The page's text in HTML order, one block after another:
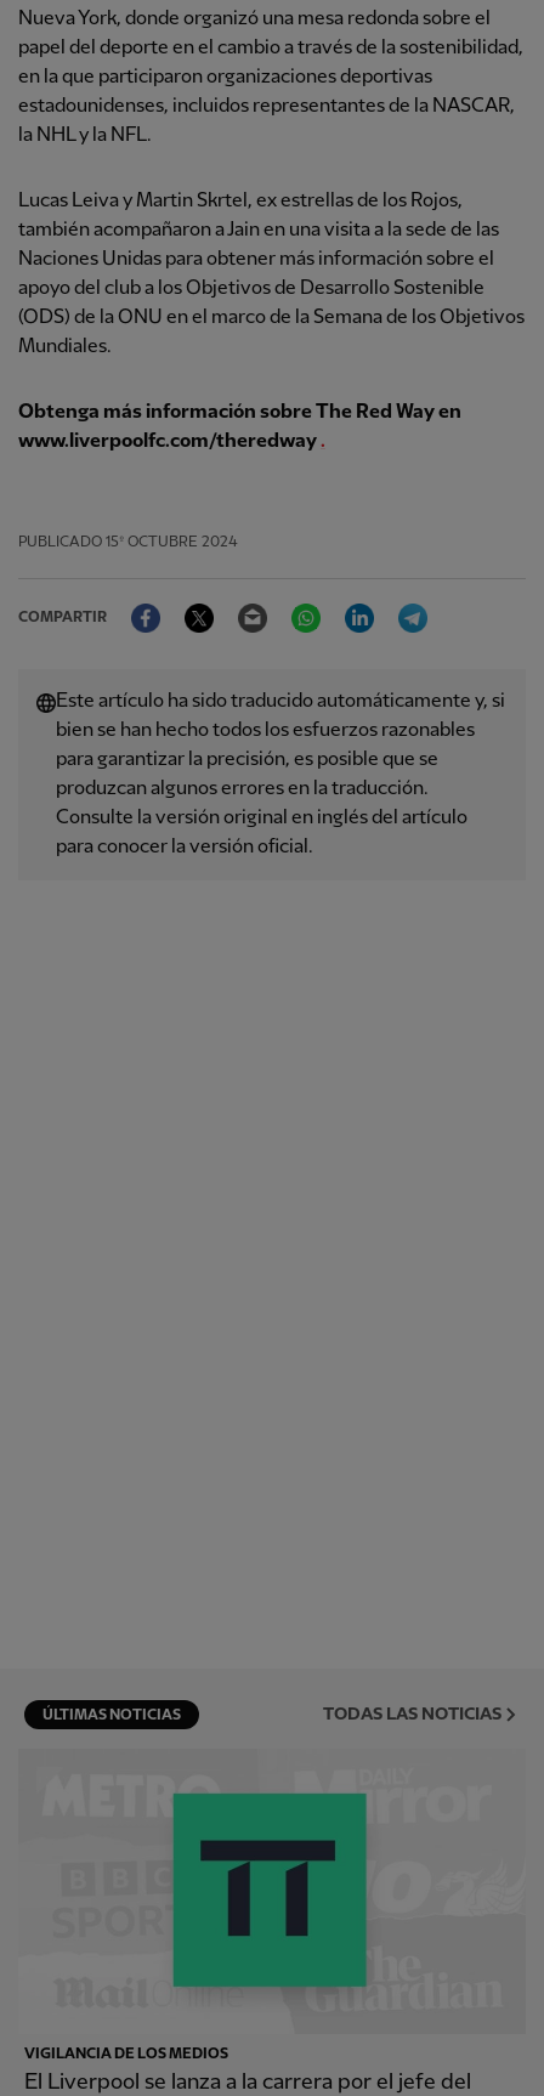
Nueva York, donde organizó una mesa redonda sobre el
papel del deporte en el cambio a través de la sostenibilidad,
en la que participaron organizaciones deportivas
estadounidenses, incluidos representantes de la NASCAR,
la NHL y la NFL.
Lucas Leiva y Martin Skrtel, ex estrellas de los Rojos,
también acompañaron a Jain en una visita a la sede de las
Naciones Unidas para obtener más información sobre el
apoyo del club a los Objetivos de Desarrollo Sostenible
(ODS) de la ONU en el marco de la Semana de los Objetivos
Mundiales.
Obtenga más información sobre The Red Way en
www.liverpoolfc.com/theredway.
PUBLICADO 15º OCTUBRE 2024
COMPARTIR
FacebookTwitter Email WhatsAppLinkedIn
Este artículo ha sido traducido automáticamente y, si
bien se han hecho todos los esfuerzos razonables
para garantizar la precisión, es posible que se
produzcan algunos errores en la traducción.
Consulte la versión original en inglés del artículo
para conocer la versión oficial.
ÚLTIMAS NOTICIAS TODAS LAS NOTICIAS
VIGILANCIA DE LOS MEDIOS
El Liverpool se lanza a la carrera por el jefe del